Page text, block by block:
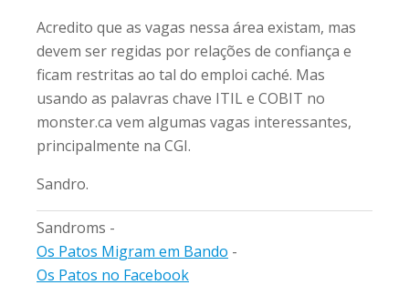
Acredito que as vagas nessa área existam, mas
devem ser regidas por relações de confiança e
ficam restritas ao tal do emploi caché. Mas
usando as palavras chave ITIL e COBIT no
monster.ca vem algumas vagas interessantes,
principalmente na CGI.
Sandro.
Sandroms -
Os Patos Migram em Bando -
Os Patos no Facebook